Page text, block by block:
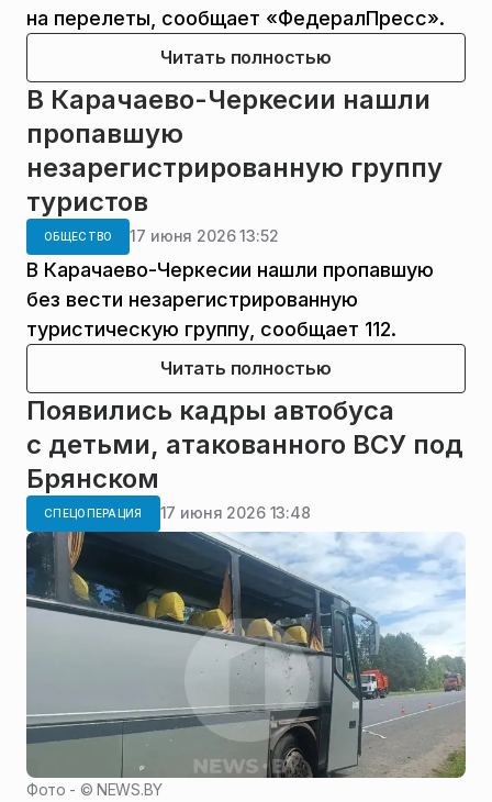
на перелеты, сообщает «ФедералПресс».
Читать полностью
В Карачаево-Черкесии нашли
пропавшую
незарегистрированную группу
туристов
ОБЩЕСТВО 17 июня 2026 13:52
В Карачаево-Черкесии нашли пропавшую
без вести незарегистрированную
туристическую группу, сообщает 112.
Читать полностью
Появились кадры автобуса
с детьми, атакованного ВСУ под
Брянском
СПЕЦОПЕРАЦИЯ 17 июня 2026 13:48
Фото - ©NEWS.BY